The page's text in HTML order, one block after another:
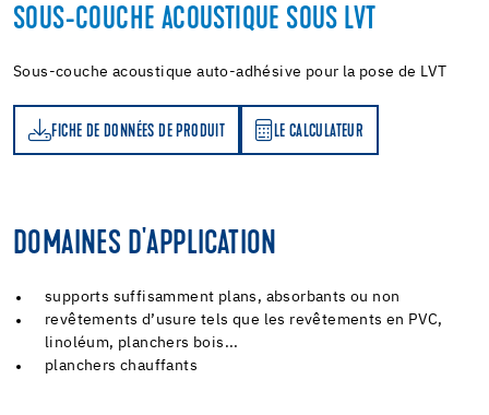
SOUS-COUCHE ACOUSTIQUE SOUS LVT
Sous-couche acoustique auto-adhésive pour la pose de LVT
FICHE DE DONNÉES DE PRODUIT LE CALCULATEUR
LE CALCULATEUR
DOMAINES D'APPLICATION
supports suffisamment plans, absorbants ou non
revêtements d’usure tels que les revêtements en PVC,
linoléum, planchers bois...
planchers chauffants